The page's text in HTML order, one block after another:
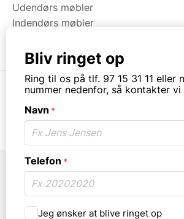
Udendørs møbler
Indendørs møbler
© Copyright. All rights
Bliv ringet op
Ring til os på tlf. 97 15 31 11 eller
nummer nedenfor, så kontakter vi
Navn *
Telefon *
MåJeg ønsker at blive ringet op